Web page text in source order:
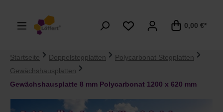
0,00 €*
Startseite Doppelstegplatten
Polycarbonat Stegplatten
Gewächshausplatten
Gewächshausplatte 8 mm Polycarbonat 1200 x 620 mm